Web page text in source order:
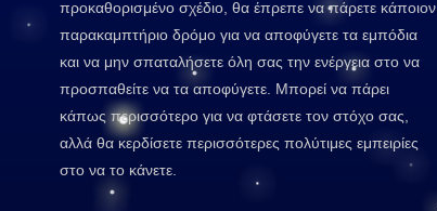
προκαθορισμένο σχέδιο, θα έπρεπε να πάρετε κάποιον
παρακαμπτήριο δρόμο για να αποφύγετε τα εμπόδια
και να μην σπαταλήσετε όλη σας την ενέργεια στο να
προσπαθείτε να τα αποφύγετε. Μπορεί να πάρει
κάπως περισσότερο για να φτάσετε τον στόχο σας,
αλλά θα κερδίσετε περισσότερες πολύτιμες εμπειρίες
στο να το κάνετε.